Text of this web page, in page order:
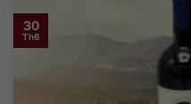
30
Th6